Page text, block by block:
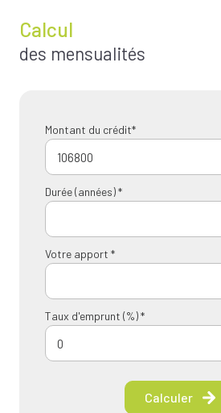
Calcul
des mensualités
Montant du crédit*
Durée (années) *
Votre apport *
Taux d'emprunt (%) *
Calculer